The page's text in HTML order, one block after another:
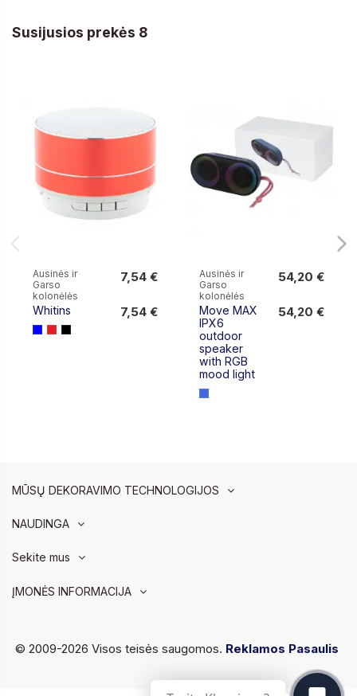
Susijusios prekės 8
Ausinės ir
Garso
kolonėlės
Whitins
7,54 €
7,54 €
Ausinės ir
Garso
kolonėlės
Move MAX
IPX6
outdoor
speaker
with RGB
mood light
54,20 €
54,20 €
MŪSŲ DEKORAVIMO TECHNOLOGIJOS
NAUDINGA
Sekite mus
ĮMONĖS INFORMACIJA
© 2009-2026 Visos teisės saugomos. Reklamos Pasaulis